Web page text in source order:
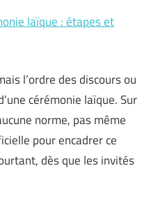
laïque : étapes et
l’ordre des discours ou
cérémonie laïque. Sur
norme, pas même
pour encadrer ce
dès que les invités